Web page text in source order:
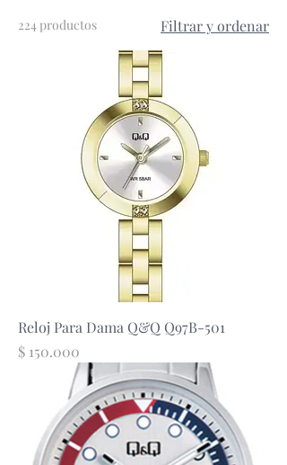
224 productos Filtrar y ordenar
Reloj Para Dama Q&Q Q97B-501
Precio
$ 150.000